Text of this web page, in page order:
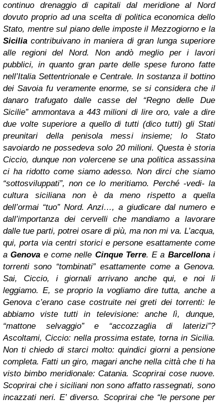
continuo drenaggio di capitali dal meridione al Nord
dovuto proprio ad una scelta di politica economica dello
Stato, mentre sul piano delle imposte il Mezzogiorno e la
Sicilia contribuivano in maniera di gran lunga superiore
alle regioni del Nord. Non andò meglio per i lavori
pubblici, in quanto gran parte delle spese furono fatte
nell’Italia Settentrionale e Centrale. In sostanza il bottino
dei Savoia fu veramente enorme, se si considera che il
danaro trafugato dalle casse del “Regno delle Due
Sicilie” ammontava a 443 milioni di lire oro, vale a dire
due volte superiore a quello di tutti (dico tutti) gli Stati
preunitari della penisola messi insieme; lo Stato
savoiardo ne possedeva solo 20 milioni. Questa è storia
Ciccio, dunque non volercene se una politica assassina
ci ha ridotto come siamo adesso. Non dirci che siamo
“sottosviluppati”, non ce lo meritiamo. Perché -vedi- la
cultura siciliana non è da meno rispetto a quella
dell’ormai “tuo” Nord. Anzi…, a giudicare dal numero e
dall’importanza dei cervelli che mandiamo a lavorare
dalle tue parti, potrei osare di più, ma non mi va. L’acqua,
qui, porta via centri storici e persone esattamente come
aGenova e come nelle Cinque Terre. E a Barcellonai
torrenti sono “tombinati” esattamente come a Genova.
Sai, Ciccio, i giornali arrivano anche qui, e noi li
leggiamo. E, se proprio la vogliamo dire tutta, anche a
Genova c’erano case costruite nei greti dei torrenti: le
abbiamo viste tutti in televisione: anche lì, dunque,
“mattone selvaggio” e “accozzaglia di laterizi”?
Ascoltami, Ciccio: nella prossima estate, torna in Sicilia.
Non ti chiedo di starci molto: quindici giorni a pensione
completa. Fatti un giro, magari anche nella città che ti ha
visto bimbo meridionale: Catania. Scoprirai cose nuove.
Scoprirai che i siciliani non sono affatto rassegnati, sono
incazzati neri. E’ diverso. Scoprirai che “le persone per